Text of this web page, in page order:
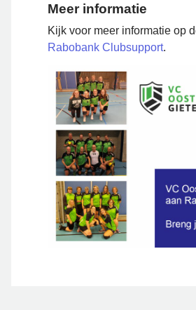
Meer informatie
Kijk voor meer informatie op
Rabobank Clubsupport.